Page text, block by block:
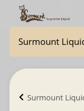
Surmount
Surmount